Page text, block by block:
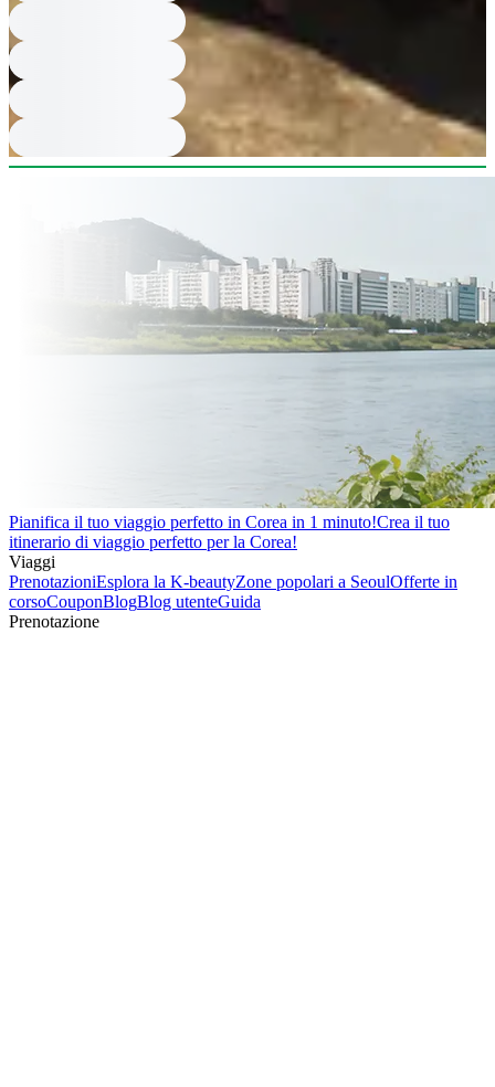
Pianifica il tuo viaggio perfetto in Corea in 1 minuto!Crea il tuo
itinerario di viaggio perfetto per la Corea!
Viaggi
PrenotazioniEsplora la K-beautyZone popolari a SeoulOfferte in
corsoCouponBlogBlog utenteGuida
Prenotazione